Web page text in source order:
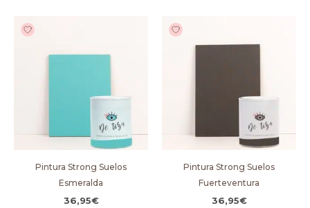
Pintura Strong Suelos
Esmeralda
36,95€
Pintura Strong Suelos
Fuerteventura
36,95€